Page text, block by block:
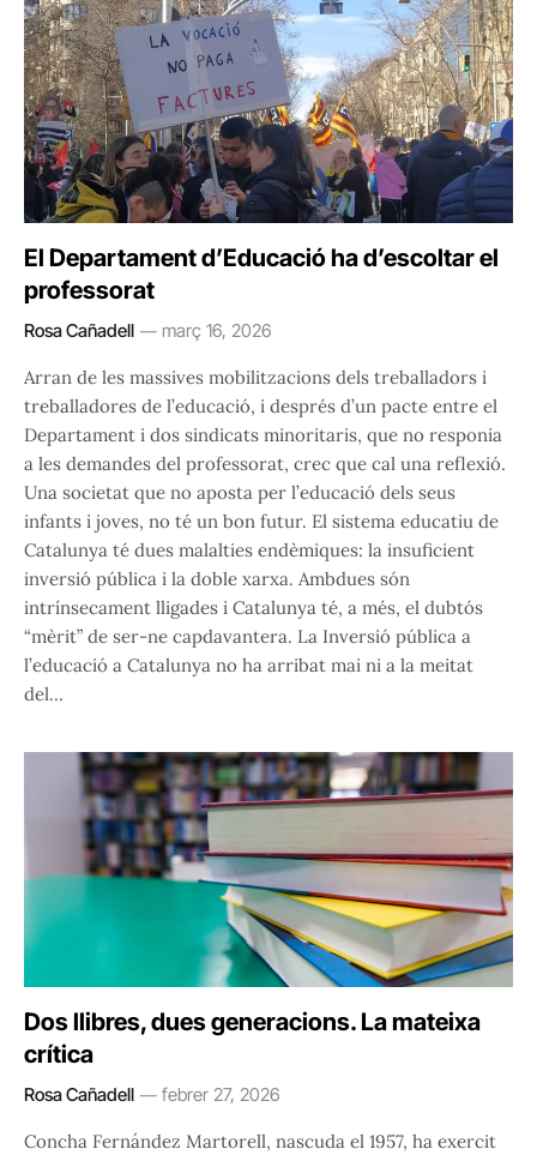
El Departament d’Educació ha d’escoltar el
professorat
Rosa Cañadell març 16, 2026
Arran de les massives mobilitzacions dels treballadors i
treballadores de l’educació, i després d’un pacte entre el
Departament i dos sindicats minoritaris, que no responia
a les demandes del professorat, crec que cal una reflexió.
Una societat que no aposta per l’educació dels seus
infants i joves, no té un bon futur. El sistema educatiu de
Catalunya té dues malalties endèmiques: la insuficient
inversió pública i la doble xarxa. Ambdues són
intrínsecament lligades i Catalunya té, a més, el dubtós
“mèrit” de ser-ne capdavantera. La Inversió pública a
l’educació a Catalunya no ha arribat mai ni a la meitat
del…
Dos llibres, dues generacions. La mateixa
crítica
Rosa Cañadell febrer 27, 2026
Concha Fernández Martorell, nascuda el 1957, ha exercit